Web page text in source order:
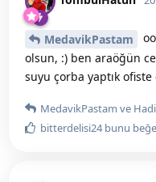
MedavikPastam
olsun, :) ben araöğün
suyu çorba yaptık
MedavikPastam ve
bitterdelisi24bunu